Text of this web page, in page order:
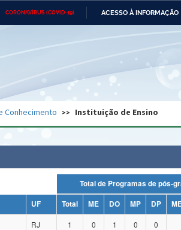
CORONAVÍRUS (COVID-19) ACESSO À INFORMAÇÃO
Ministério das Relações
da União Banco Central do Brasil
Conhecimento Instituição de Ensino
Total de
UF Total ME DO MP DP
RJ 1 0 1 0 0